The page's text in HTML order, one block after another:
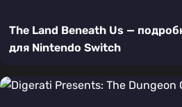
The Land Beneath Us —
для Nintendo Switch